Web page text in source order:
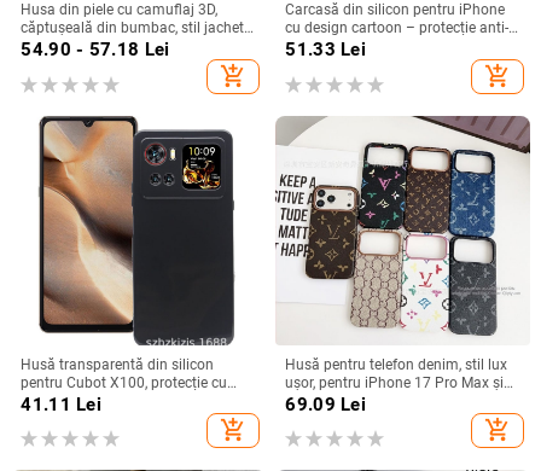
Husa din piele cu camuflaj 3D,
căptușeală din bumbac, stil jachetă
de iarnă, compatibilă cu iPhone
54.90 - 57.18 Lei
add_shopping_cart
Carcasă din silicon pentru iPhone
cu design cartoon – protecție anti-
cădere, finisaj mat, compatibilă cu
(Pro/Max)
51.33 Lei
add_shopping_cart
Husă transparentă din silicon
pentru Cubot X100, protecție cu
acoperire totală
41.11 Lei
add_shopping_cart
Husă pentru telefon denim, stil lux
ușor, pentru iPhone 17 Pro Max și
iPhone 16, cu acoperire totală
69.09 Lei
add_shopping_cart